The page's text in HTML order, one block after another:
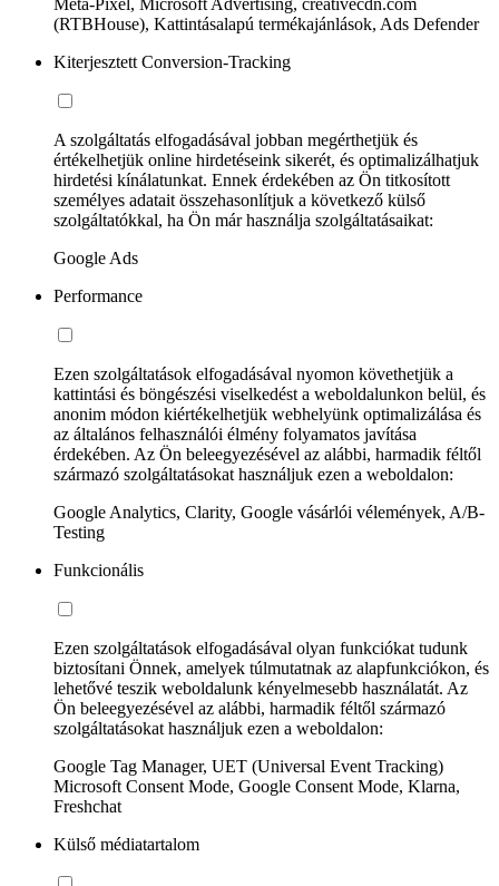
Meta-Pixel, Microsoft Advertising, creativecdn.com
(RTBHouse), Kattintásalapú termékajánlások, Ads Defender
Kiterjesztett Conversion-Tracking
A szolgáltatás elfogadásával jobban megérthetjük és
értékelhetjük online hirdetéseink sikerét, és optimalizálhatjuk
hirdetési kínálatunkat. Ennek érdekében az Ön titkosított
személyes adatait összehasonlítjuk a következő külső
szolgáltatókkal, ha Ön már használja szolgáltatásaikat:
Google Ads
Performance
Ezen szolgáltatások elfogadásával nyomon követhetjük a
kattintási és böngészési viselkedést a weboldalunkon belül, és
anonim módon kiértékelhetjük webhelyünk optimalizálása és
az általános felhasználói élmény folyamatos javítása
érdekében. Az Ön beleegyezésével az alábbi, harmadik féltől
származó szolgáltatásokat használjuk ezen a weboldalon:
Google Analytics, Clarity, Google vásárlói vélemények, A/B-
Testing
Funkcionális
Ezen szolgáltatások elfogadásával olyan funkciókat tudunk
biztosítani Önnek, amelyek túlmutatnak az alapfunkciókon, és
lehetővé teszik weboldalunk kényelmesebb használatát. Az
Ön beleegyezésével az alábbi, harmadik féltől származó
szolgáltatásokat használjuk ezen a weboldalon:
Google Tag Manager, UET (Universal Event Tracking)
Microsoft Consent Mode, Google Consent Mode, Klarna,
Freshchat
Külső médiatartalom